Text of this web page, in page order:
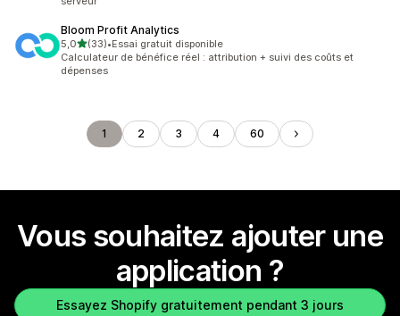
Bloom Profit Analytics
5,0étoile(s) sur 5
(33)
33 avis au total
•Essai gratuit disponible
Calculateur de bénéfice réel : attribution + suivi des coûts et
dépenses
1 2 3 4 60
Vous souhaitez ajouter une
application ?
Essayez Shopify gratuitement pendant 3 jours